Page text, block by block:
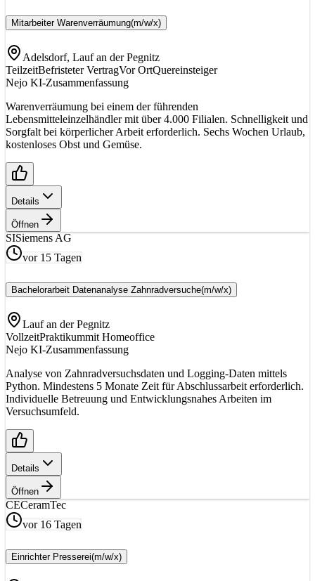
Mitarbeiter Warenverräumung(m/w/x)
Adelsdorf, Lauf an der Pegnitz
TeilzeitBefristeter VertragVor OrtQuereinsteiger
Nejo KI-Zusammenfassung
Warenverräumung bei einem der führenden
Lebensmitteleinzelhändler mit über 4.000 Filialen. Schnelligkeit und
Sorgfalt bei körperlicher Arbeit erforderlich. Sechs Wochen Urlaub,
kostenloses Obst und Gemüse.
Details
Öffnen
SISiemens AG
vor 15 Tagen
Bachelorarbeit Datenanalyse Zahnradversuche(m/w/x)
Lauf an der Pegnitz
VollzeitPraktikummit Homeoffice
Nejo KI-Zusammenfassung
Analyse von Zahnradversuchsdaten und Logging-Daten mittels
Python. Mindestens 5 Monate Zeit für Abschlussarbeit erforderlich.
Individuelle Betreuung und Entwicklungsnahes Arbeiten im
Versuchsumfeld.
Details
Öffnen
CECeramTec
vor 16 Tagen
Einrichter Presserei(m/w/x)